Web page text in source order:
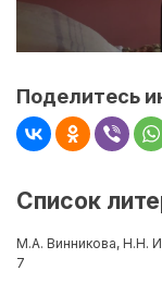
Поделитесь
Список
М.А. Винникова, Н.Н.
7